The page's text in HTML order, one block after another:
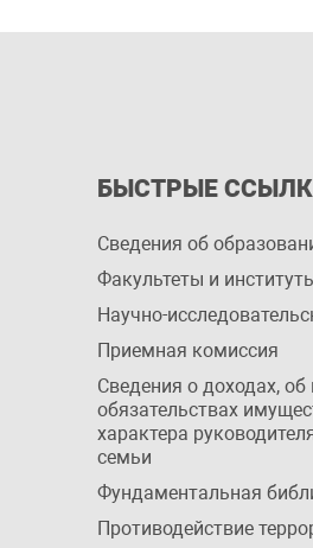
БЫСТРЫЕ
Сведения об
Факультеты и
Научно-
Приемная комиссия
Сведения о доходах,
обязательствах
характера
семьи
Фундаментальная
Противодействие